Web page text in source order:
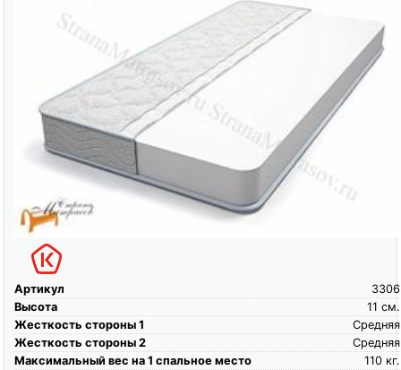
Артикул
3306
Высота
см.
11
Жесткость стороны 1
Средняя
Жесткость стороны 2
Средняя
Максимальный вес на 1 спальное место
кг.
110